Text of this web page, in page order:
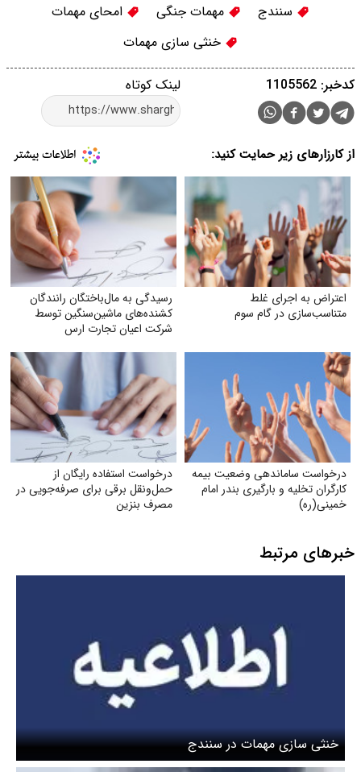
سنندج مهمات جنگی
امحای مهمات
خنثی سازی مهمات
لینک کوتاه کدخبر: 1105562
از کارزارهای زیر حمایت کنید:
اعتراض به اجرای غلط
متناسب‌سازی در گام سوم
رسیدگی به مال‌باختگان رانندگان
کشنده‌های ماشین‌سنگین توسط
شرکت اعیان تجارت ارس
درخواست ساماندهی وضعیت بیمه
کارگران تخلیه و بارگیری بندر امام
خمینی‌(ره)
درخواست استفاده رایگان از
حمل‌ونقل برقی برای صرفه‌جویی در
مصرف بنزین
خبرهای مرتبط
خنثی سازی مهمات در سنندج